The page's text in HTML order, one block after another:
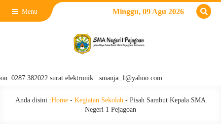
Menu Minggu, 09 Agu 2026
surat elektronik : smanja_1@yahoo.com
Anda disini :Home - Kegiatan Sekolah - Pisah Sambut Kepala SMA
Negeri 1 Pejagoan